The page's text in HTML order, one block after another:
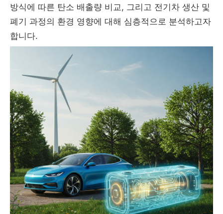
방식에 따른 탄소 배출량 비교, 그리고 전기차 생산 및
폐기 과정의 환경 영향에 대해 심층적으로 분석하고자
합니다.